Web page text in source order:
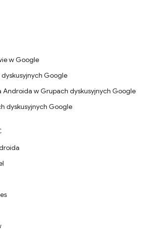
w Google
Google
Androida w Grupach dyskusyjnych Google
dyskusyjnych Google